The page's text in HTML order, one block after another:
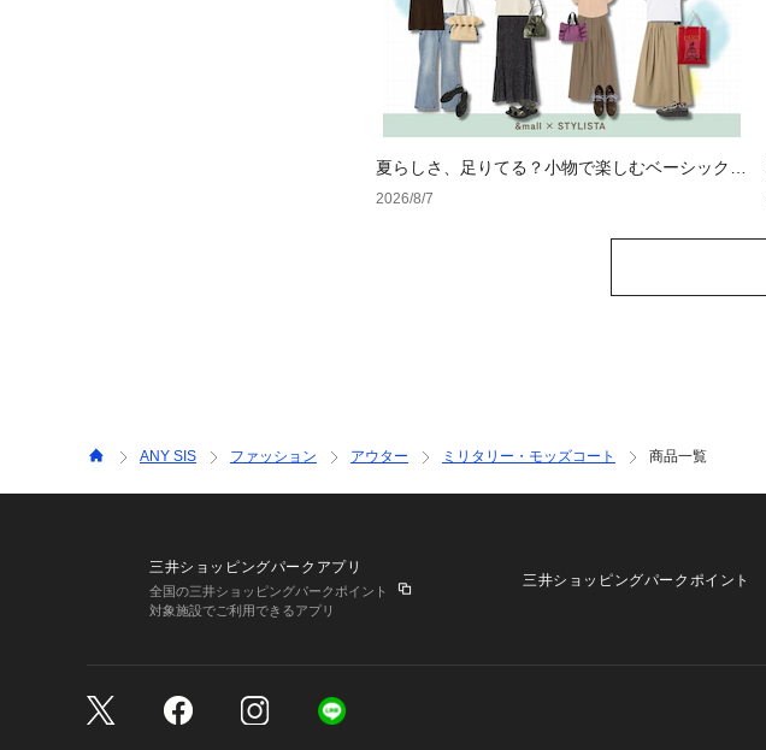
夏らしさ、足りてる？小物で楽しむベーシックコ
ーデ4選
2026/8/7
ANY SIS ファッション アウター ミリタリー・モッズコート 商品一覧
三井ショッピングパークアプリ
全国の三井ショッピングパークポイント
対象施設でご利用できるアプリ
三井ショッピングパークポイント